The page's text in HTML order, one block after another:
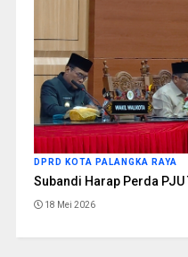
DPRD KOTA PALANGKA RAYA
Subandi Harap Perda
18 Mei 2026